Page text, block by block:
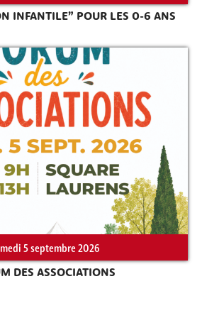
INFANTILE” POUR LES 0-6 ANS
5 septembre 2026
DES ASSOCIATIONS